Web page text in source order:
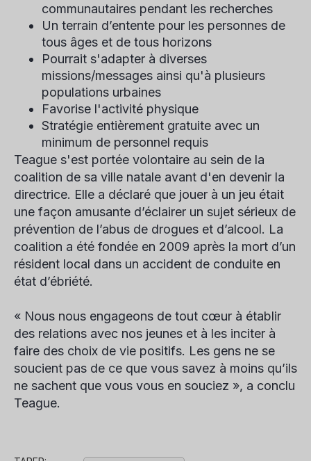
communautaires pendant les recherches
Un terrain d’entente pour les personnes de
tous âges et de tous horizons
Pourrait s'adapter à diverses
missions/messages ainsi qu'à plusieurs
populations urbaines
Favorise l'activité physique
Stratégie entièrement gratuite avec un
minimum de personnel requis
Teague s'est portée volontaire au sein de la
coalition de sa ville natale avant d'en devenir la
directrice. Elle a déclaré que jouer à un jeu était
une façon amusante d’éclairer un sujet sérieux de
prévention de l’abus de drogues et d’alcool. La
coalition a été fondée en 2009 après la mort d’un
résident local dans un accident de conduite en
état d’ébriété.
« Nous nous engageons de tout cœur à établir
des relations avec nos jeunes et à les inciter à
faire des choix de vie positifs. Les gens ne se
soucient pas de ce que vous savez à moins qu’ils
ne sachent que vous vous en souciez », a conclu
Teague.